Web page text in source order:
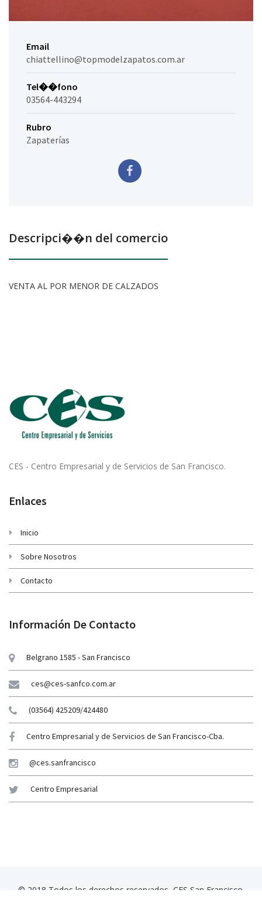
Email
chiattellino@topmodelzapatos.com.ar
Tel��fono
03564-443294
Rubro
Zapaterías
Descripci��n del comercio
VENTA AL POR MENOR DE CALZADOS
CES - Centro Empresarial y de Servicios de San Francisco.
Enlaces
Inicio
Sobre Nosotros
Contacto
Información De Contacto
Belgrano 1585 - San Francisco
ces@ces-sanfco.com.ar
(03564) 425209/424480
Centro Empresarial y de Servicios de San Francisco-Cba.
@ces.sanfrancisco
Centro Empresarial
© 2018 Todos los derechos reservados, CES San Francisco.